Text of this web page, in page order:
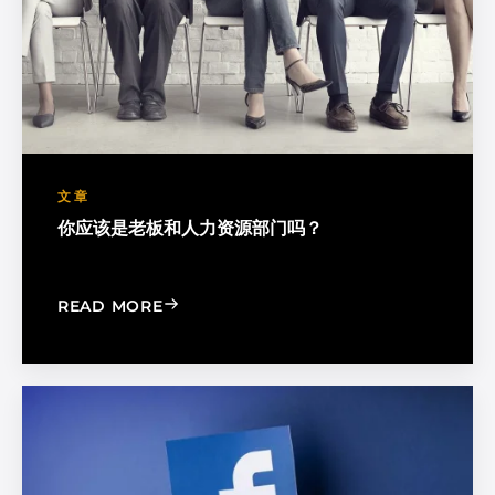
文章
你应该是老板和人力资源部门吗？
READ MORE: SHOULD YOU BE THE BOSS AND